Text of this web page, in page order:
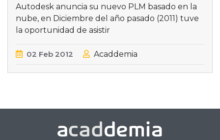
Autodesk anuncia su nuevo PLM basado en la
nube, en Diciembre del año pasado (2011) tuve
la oportunidad de asistir
02 Feb 2012 Acaddemia